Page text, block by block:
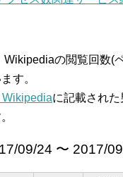
Wikipediaの閲覧回数(
す。
Wikipediaに記載され
09/24 〜 2017/